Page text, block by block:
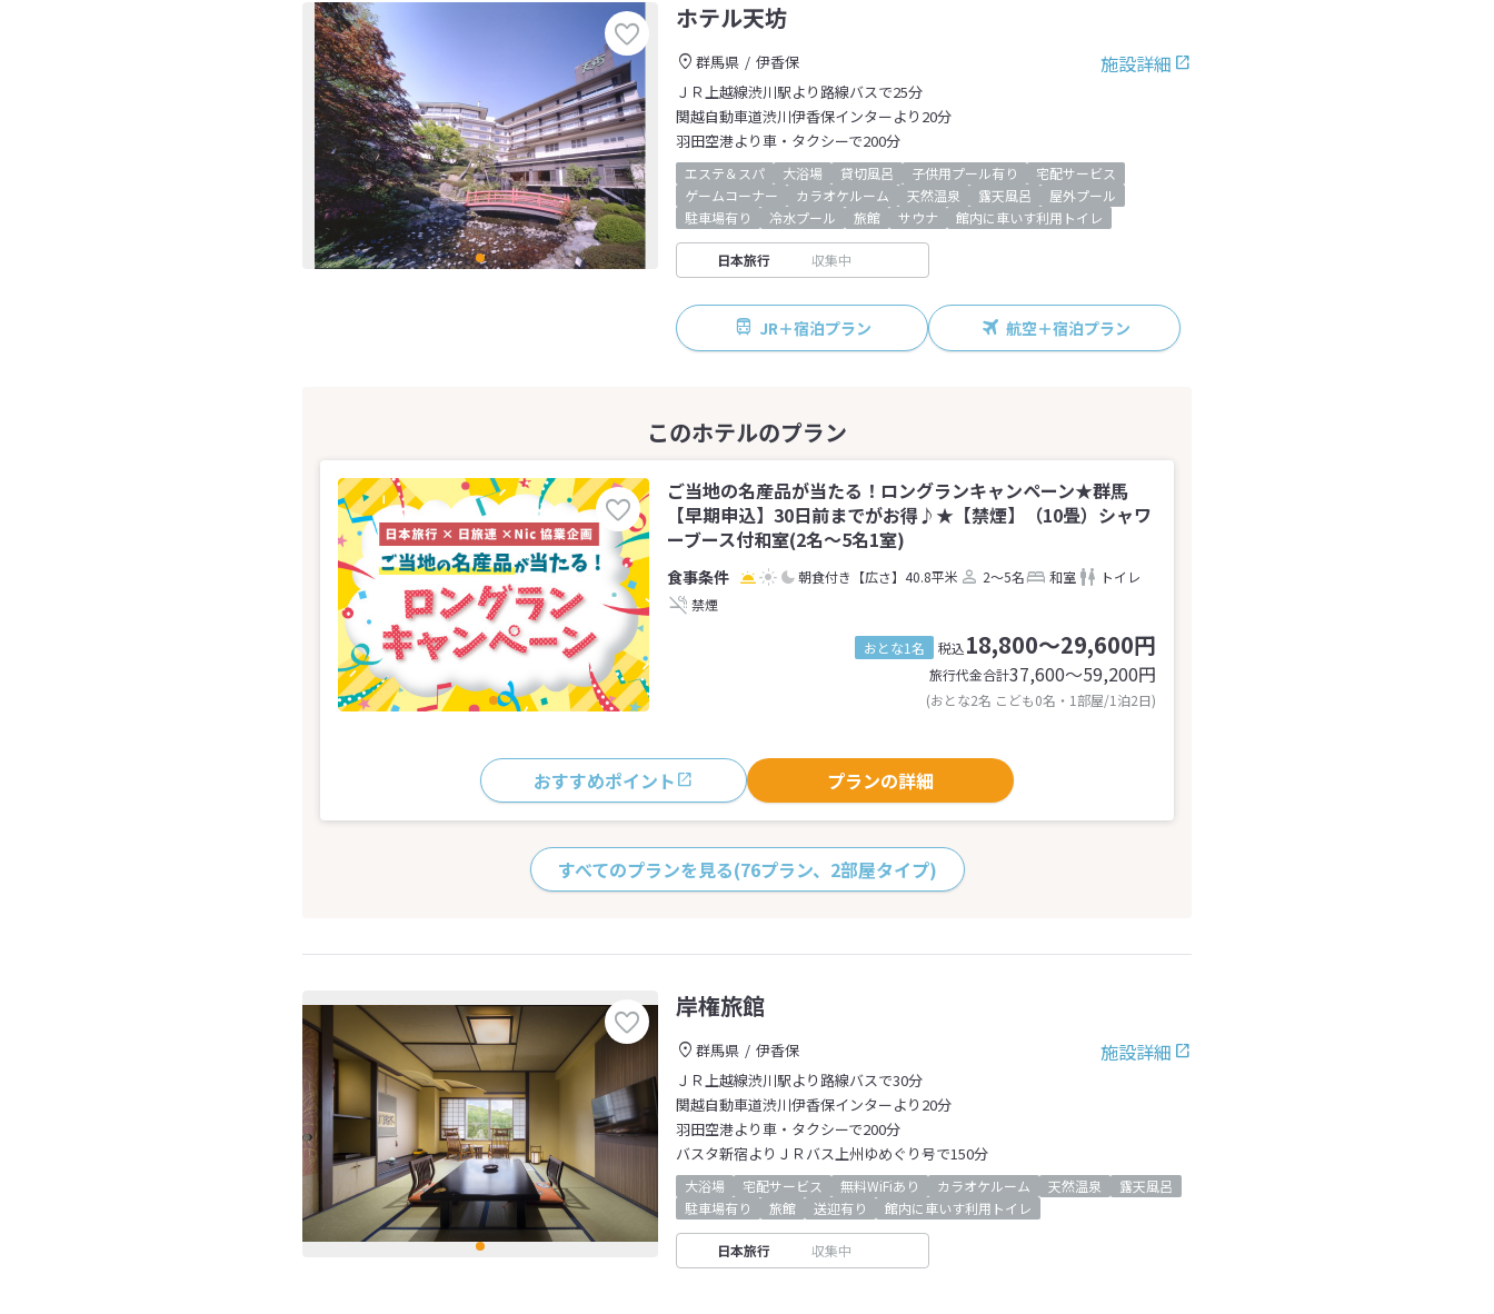
ホテル天坊
施設詳細
群馬県
伊香保
ＪＲ上越線渋川駅より路線バスで25分
関越自動車道渋川伊香保インターより20分
羽田空港より車・タクシーで200分
エステ＆スパ 大浴場 貸切風呂 子供用プール有り
宅配サービス
ゲームコーナー
カラオケルーム 天然温泉 露天風呂
屋外プール
駐車場有り
冷水プール 旅館 サウナ 館内に車いす利用トイレ
日本旅行 収集中
JR＋宿泊プラン 航空＋宿泊プラン
ご当地の名産品が当たる！ロングランキャンペーン★群馬
【早期申込】30日前までがお得♪★【禁煙】（10畳）シャワ
ーブース付和室(2名～5名1室)
朝食付き 【広さ】40.8平米 2～5名 和室
トイレ
禁煙
おとな1名 税込18,800～29,600円
旅行代金合計37,600〜59,200円
(おとな2名 こども0名・1部屋/1泊2日)
おすすめポイント プランの詳細
すべてのプランを見る(76プラン、2部屋タイプ)
岸権旅館
施設詳細
群馬県
伊香保
ＪＲ上越線渋川駅より路線バスで30分
関越自動車道渋川伊香保インターより20分
羽田空港より車・タクシーで200分
バスタ新宿よりＪＲバス上州ゆめぐり号で150分
大浴場 宅配サービス 無料WiFiあり カラオケルーム 天然温泉
露天風呂
駐車場有り
旅館 送迎有り 館内に車いす利用トイレ
日本旅行 収集中